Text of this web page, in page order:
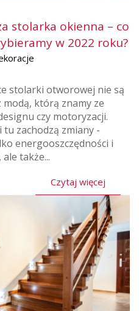
stolarka okienna – co
w 2022 roku?
stolarki otworowej nie są
którą znamy ze
czy motoryzacji.
tu zachodzą zmiany -
energooszczędności i
także...
Czytaj więcej